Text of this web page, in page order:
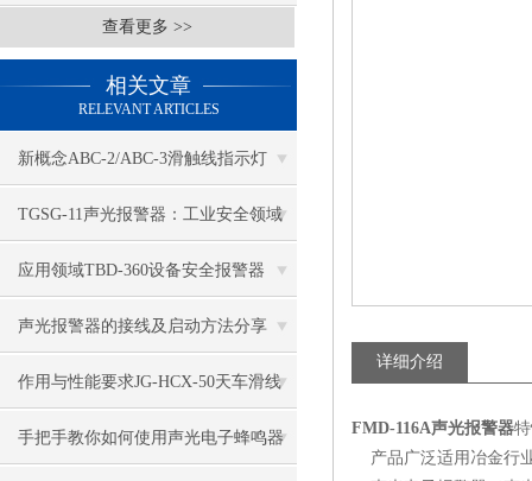
查看更多 >>
相关文章
RELEVANT ARTICLES
新概念ABC-2/ABC-3滑触线指示灯
TGSG-11声光报警器：工业安全领域
的智能守护者
应用领域TBD-360设备安全报警器
声光报警器的接线及启动方法分享
作用与性能要求JG-HCX-50天车滑线
指示灯
手把手教你如何使用声光电子蜂鸣器
详细介绍
FMD-116A声光报警器
产品广泛适用冶金行